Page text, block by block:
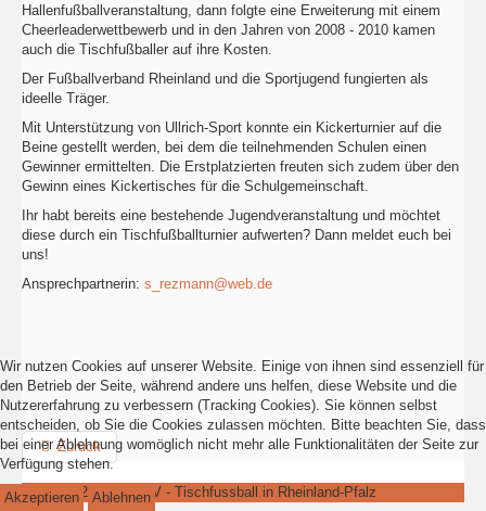
Hallenfußballveranstaltung, dann folgte eine Erweiterung mit einem
Cheerleaderwettbewerb und in den Jahren von 2008 - 2010 kamen
auch die Tischfußballer auf ihre Kosten.
Der Fußballverband Rheinland und die Sportjugend fungierten als
ideelle Träger.
Mit Unterstützung von Ullrich-Sport konnte ein Kickerturnier auf die
Beine gestellt werden, bei dem die teilnehmenden Schulen einen
Gewinner ermittelten. Die Erstplatzierten freuten sich zudem über den
Gewinn eines Kickertisches für die Schulgemeinschaft.
Ihr habt bereits eine bestehende Jugendveranstaltung und möchtet
diese durch ein Tischfußballturnier aufwerten? Dann meldet euch bei
uns!
Ansprechpartnerin: s_rezmann@web.de
Zurück
© 2005 - 2018 RPTFV - Tischfussball in Rheinland-Pfalz
Wir nutzen Cookies auf unserer Website. Einige von ihnen sind essenziell für
den Betrieb der Seite, während andere uns helfen, diese Website und die
Nutzererfahrung zu verbessern (Tracking Cookies). Sie können selbst
entscheiden, ob Sie die Cookies zulassen möchten. Bitte beachten Sie, dass
bei einer Ablehnung womöglich nicht mehr alle Funktionalitäten der Seite zur
Verfügung stehen.
Akzeptieren Ablehnen